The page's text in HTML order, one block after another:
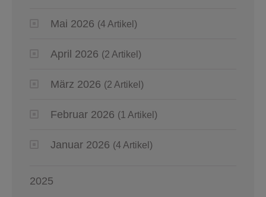
Mai 2026 (4 Artikel)
April 2026 (2 Artikel)
März 2026 (2 Artikel)
Februar 2026 (1 Artikel)
Januar 2026 (4 Artikel)
2025